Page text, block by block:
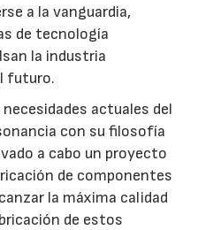
a la vanguardia,
de tecnología
la industria
futuro.
actuales del
con su filosofía
a cabo un proyecto
de componentes
la máxima calidad
de estos